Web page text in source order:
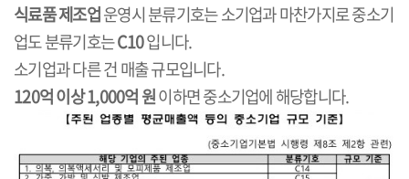
식료품 제조업운영시 분류기호는 소기업과 마찬가지로 중소기
업도 분류기호는C10입니다.
소기업과 다른 건 매출 규모입니다.
120억 이상 1,000억 원이하면 중소기업에 해당합니다.